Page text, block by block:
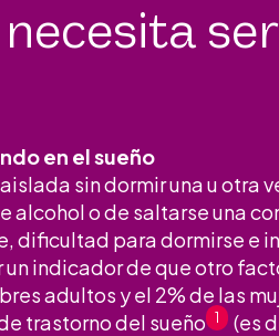
en el sueño
sin dormir una u otra
alcohol o de saltarse una
dificultad para dormirse e
un indicador de que otro
adultos y el 2% de las
trastorno del sueño 1
(es